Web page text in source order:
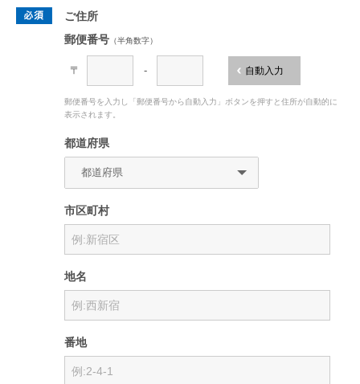
ご住所
郵便番号 （半角数字）
〒 - 自動入力
郵便番号を入力し「郵便番号から自動入力」ボタンを押すと住所が自動的に
表示されます。
都道府県
市区町村
地名
番地